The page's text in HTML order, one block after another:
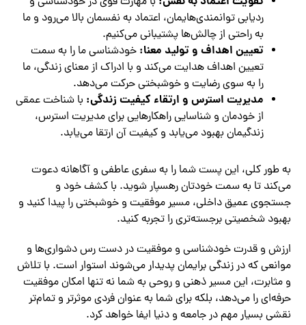
ردیابی توانمندی‌هایمان، اعتماد به نفسمان بالا می‌رود و ما
به راحتی از چالش‌ها پشتیبانی می‌کنیم.
تعیین اهداف و تولید معنا: خودشناسی ما را به سمت
تعیین اهداف هدایت می‌کند و با ادراک از معنای زندگی، ما
را به سوی رضایت و خوشبختی حرکت می‌دهد.
مدیریت استرس و ارتقاء کیفیت زندگی: با شناخت عمقی
از خودمان و شناسایی راهکارهایی برای مدیریت استرس،
زندگیمان بهبود می‌یابد و کیفیت آن ارتقا می‌یابد.
به طور کلی، این پست شما را به سفری عاطفی و آگاهانه دعوت
می‌کند تا به سمت خودتان رهسپار شوید. با کشف خود و
جستجوی عمیق داخلی، مسیر موفقیت و خوشبختی را پیدا کنید و
بهبود شخصیتی برجسته‌تری را تجربه کنید.
ارزش و قدرت خودشناسی و موفقیت در دست رس دشواری‌ها و
موانعی که در زندگی برایمان پدیدار می‌شوند استوار است. با تلاش
و مثابرت، این مسیر ذهنی و روحی به شما نه تنها امکان موفقیت
حرفه‌ای را می‌دهد، بلکه برای شما به عنوان فردی موثرتر و تمام‌تر
نقشی بسیار مهم در جامعه و دنیا ایفا خواهد کرد.